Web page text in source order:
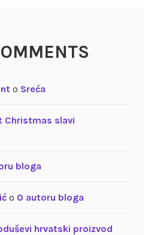
o Sreća
Christmas slavi
bloga
o O autoru bloga
hrvatski proizvod